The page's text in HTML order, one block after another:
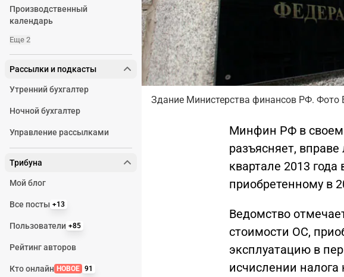
Производственный
календарь
Еще 2
Рассылки и подкасты
Утренний бухгалтер
Ночной бухгалтер
Управление рассылками
Трибуна
Мой блог
Все посты +13
Пользователи +85
Рейтинг авторов
Кто онлайн НОВОЕ 91
Здание Министерства финансов РФ. Фото
Минфин РФ в
разъясняет,
квартале 2013
приобретенному в
Ведомство
стоимости ОС,
эксплуатацию в
исчислении